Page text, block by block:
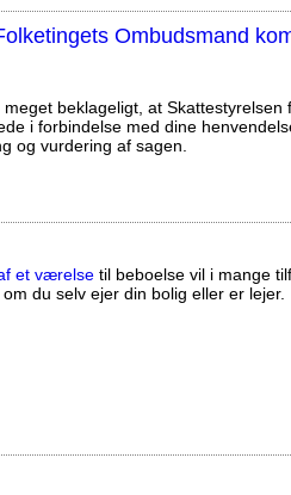
Ombudsmand
beklageligt, at Skattestyrelsen
i forbindelse med dine
og vurdering af sagen.
et værelse til beboelse vil i mange
du selv ejer din bolig eller er lejer.